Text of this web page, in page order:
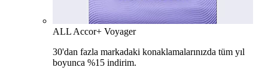
ALL Accor+ Voyager
30'dan fazla markadaki konaklamalarınızda tüm yıl
boyunca %15 indirim.